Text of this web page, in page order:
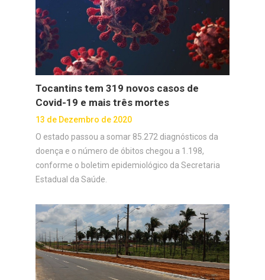
Tocantins tem 319 novos casos de
Covid-19 e mais três mortes
13 de Dezembro de 2020
O estado passou a somar 85.272 diagnósticos da
doença e o número de óbitos chegou a 1.198,
conforme o boletim epidemiológico da Secretaria
Estadual da Saúde.